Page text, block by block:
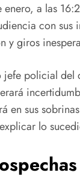
a las
con sus
y giros
policial del
en sus
lo